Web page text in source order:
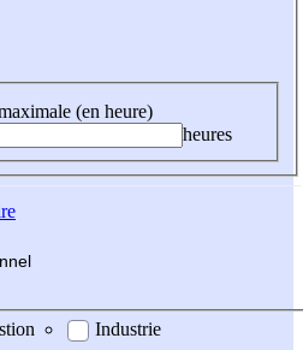
(en heure)
heures
Industrie